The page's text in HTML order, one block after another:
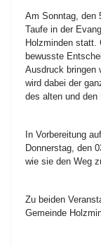
Am Sonntag, den
Taufe in der
Holzminden statt.
bewusste
Ausdruck bringen
wird dabei der
des alten und den
In Vorbereitung
Donnerstag, den
wie sie den Weg
Zu beiden
Gemeinde